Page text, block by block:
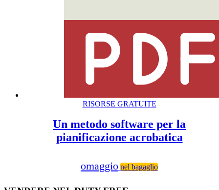
RISORSE GRATUITE
Un metodo software per la
pianificazione acrobatica
omaggio nel bagaglio